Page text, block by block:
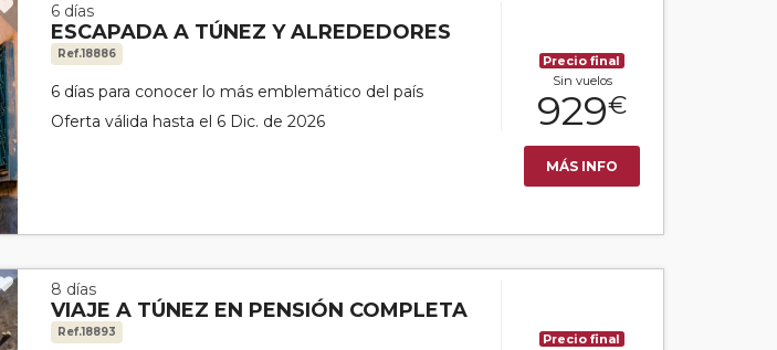
6 días
ESCAPADA A TÚNEZ Y ALREDEDORES
Ref.18886
6 días para conocer lo más emblemático del país
Oferta válida hasta el 6 Dic. de 2026
Precio final
Sin vuelos
929€
MÁS INFO
8 días
VIAJE A TÚNEZ EN PENSIÓN COMPLETA
Ref.18893
Precio final